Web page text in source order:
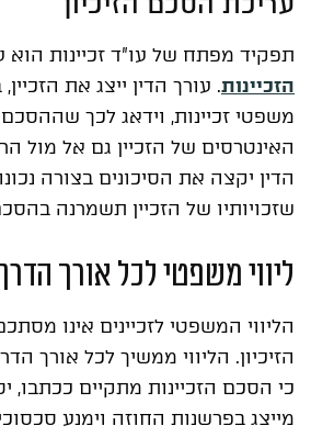
תפקיד מפתח של עו"ד זכיינות הוא
הזכיינות. עורך הדין ייצג את
משפטי זכיינות, וידאג לכך
האינטרסים של הזכיין גם אל מול
הדין יקצה את הסיכונים בצורה
שזכויותיו של הזכיין תשמרנה
ליווי משפטי לכל אורך
הליווי המשפטי לזכיינים אינו
הזיכיון. הליווי ממשיך לכל אורך
כי הסכם הזכיינות מתקיים ככתבו,
מייצג בפרשנות החוזה וימנע